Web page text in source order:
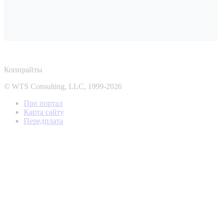
Копирайты
© WTS Consulting, LLC, 1999-2026
Про портал
Карта сайту
Передплата